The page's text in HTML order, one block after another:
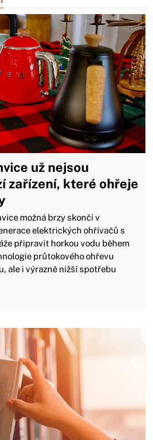
už nejsou
zařízení, které ohřeje
možná brzy skončí v
elektrických ohřívačů s
připravit horkou vodu během
průtokového ohřevu
ale i výrazně nižší spotřebu